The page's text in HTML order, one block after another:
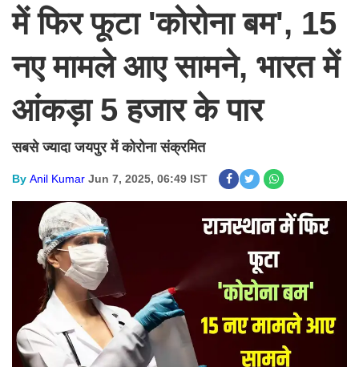
में फिर फूटा 'कोरोना बम', 15
नए मामले आए सामने, भारत में
आंकड़ा 5 हजार के पार
सबसे ज्यादा जयपुर में कोरोना संक्रमित
By Anil Kumar Jun 7, 2025, 06:49 IST